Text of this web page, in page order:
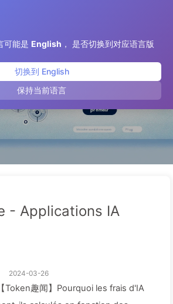
可能是 English ， 是否切换到对应语言版
切换到 English
保持当前语言
IA
- Applications IA
2024-03-26
【Token趣闻】Pourquoi les frais d'IA